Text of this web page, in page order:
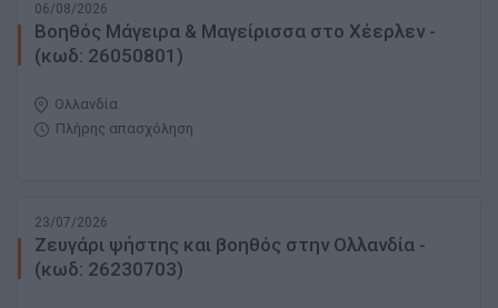
06/08/2026
Βοηθός Μάγειρα & Μαγείρισσα στο Χέερλεν -
(κωδ: 26050801)
Ολλανδία
Πλήρης απασχόληση
23/07/2026
Ζευγάρι ψήστης και βοηθός στην Ολλανδία -
(κωδ: 26230703)